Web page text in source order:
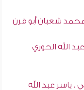
شعبان أبو قرن
الله الحوري
. ياسر عبد الله